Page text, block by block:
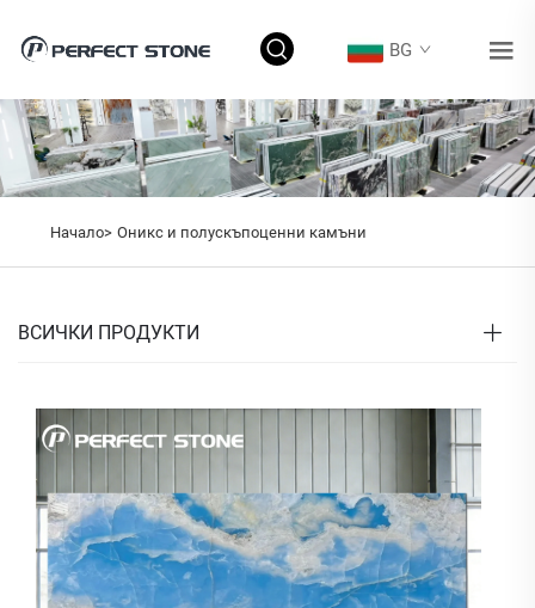
BG
Начало> Оникс и полускъпоценни камъни
ВСИЧКИ ПРОДУКТИ